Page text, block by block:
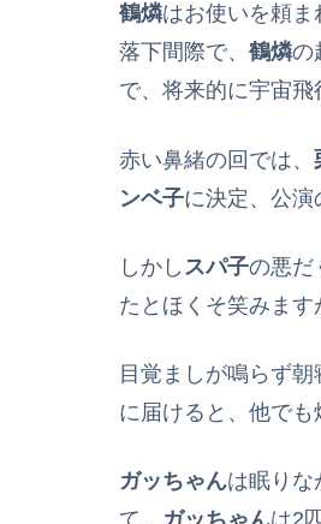
鶴燐はお使いを頼ま
落下間際で、 鶴燐の
で、将来的に宇宙
赤い鼻緒の回では、
ンベ子に決定、公演
しかし スパ子の悪だ
たとほくそ笑みます
目覚ましが鳴らず朝
に届けると、他でも
ガッちゃんは眠りな